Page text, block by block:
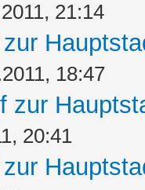
21:14
18:47
zur
20:41